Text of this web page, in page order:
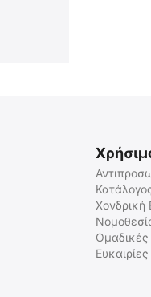
Χονδρική
Ομαδικές